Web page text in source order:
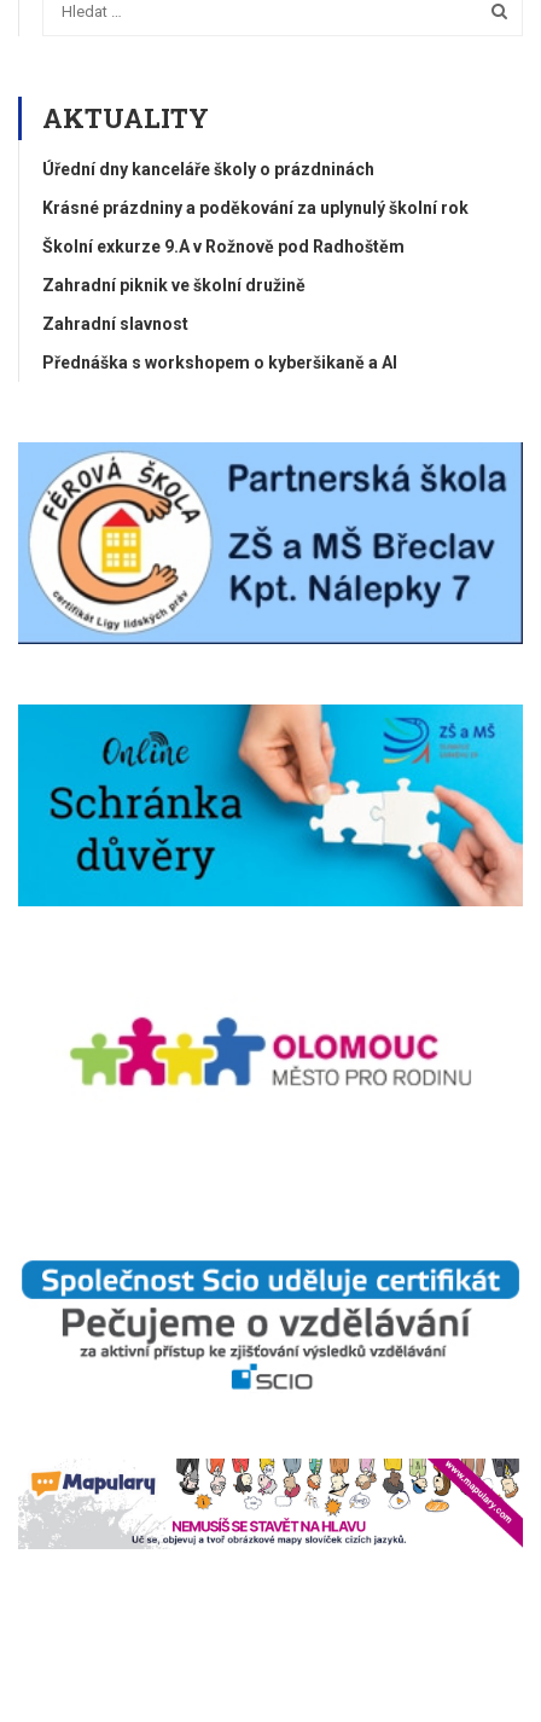
AKTUALITY
Úřední dny kanceláře školy o prázdninách
Krásné prázdniny a poděkování za uplynulý školní rok
Školní exkurze 9.A v Rožnově pod Radhoštěm
Zahradní piknik ve školní družině
Zahradní slavnost
Přednáška s workshopem o kyberšikaně a AI